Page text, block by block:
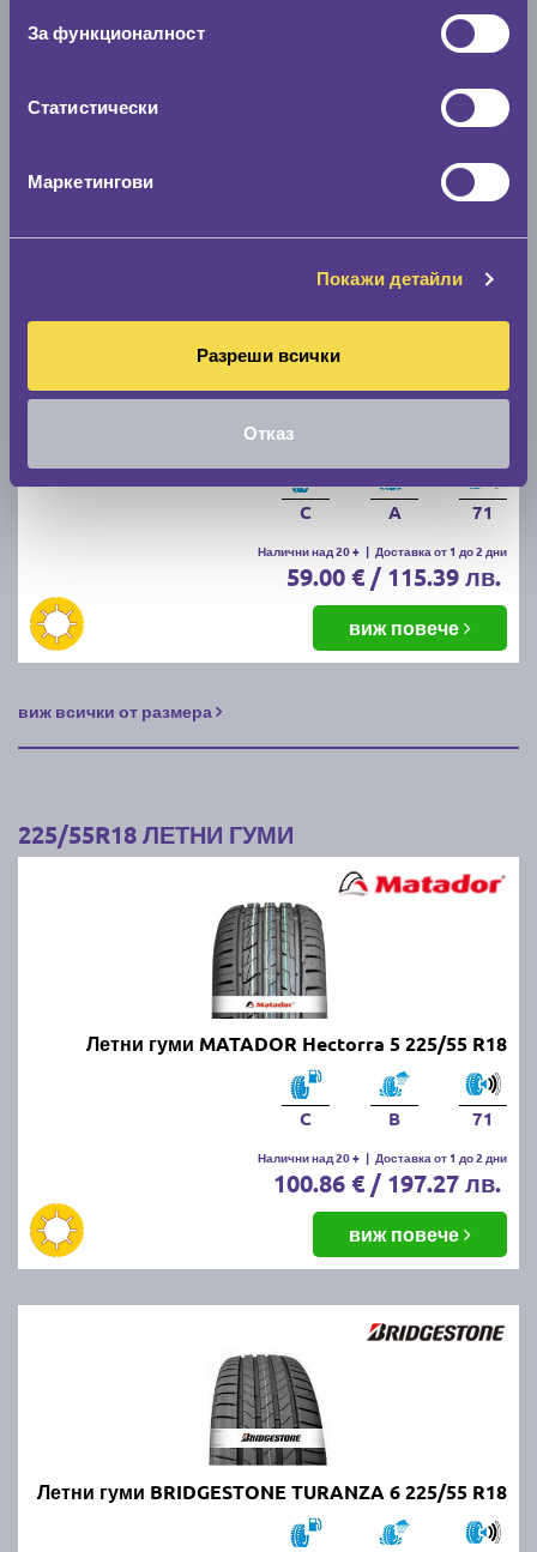
За функционалност
Статистически
Маркетингови
Покажи детайли
Разреши всички
Отказ
Доставка от 1 до 2 дни
80.07 € / 156.60 лв.
виж повече
Летни гуми FIRESTONE ROADHAWK 2 205/55 R16
C A 71
Налични над 20 + | Доставка от 1 до 2 дни
59.00 € / 115.39 лв.
виж повече
виж всички от размера
225/55R18 ЛЕТНИ ГУМИ
Летни гуми MATADOR Hectorra 5 225/55 R18
C B 71
Налични над 20 + | Доставка от 1 до 2 дни
100.86 € / 197.27 лв.
виж повече
Летни гуми BRIDGESTONE TURANZA 6 225/55 R18